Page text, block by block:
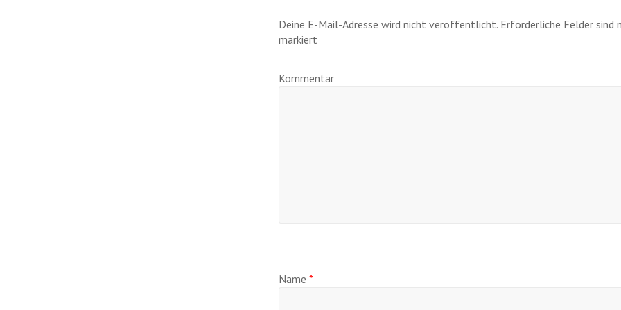
Deine E-Mail-Adresse wird nicht veröffentlicht. Erforderliche Felder sind
markiert
Kommentar
Name *